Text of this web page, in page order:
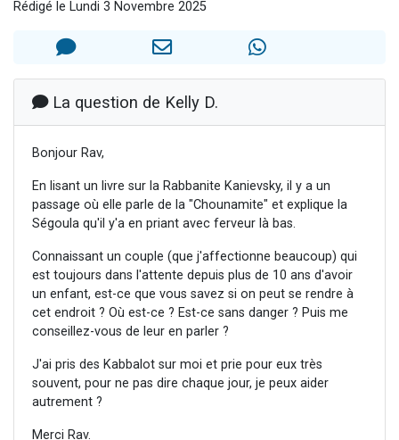
12 nouvelles musiques dans Torah-Box Music
2 personnes viennent de nous rejoindre sur WhatsApp
Rédigé le Lundi 3 Novembre 2025
La question de Kelly D.
Bonjour Rav,
En lisant un livre sur la Rabbanite Kanievsky, il y a un
passage où elle parle de la "Chounamite" et explique la
Ségoula qu'il y'a en priant avec ferveur là bas.
Connaissant un couple (que j'affectionne beaucoup) qui
est toujours dans l'attente depuis plus de 10 ans d'avoir
un enfant, est-ce que vous savez si on peut se rendre à
cet endroit ? Où est-ce ? Est-ce sans danger ? Puis me
conseillez-vous de leur en parler ?
J'ai pris des Kabbalot sur moi et prie pour eux très
souvent, pour ne pas dire chaque jour, je peux aider
autrement ?
Merci Rav.